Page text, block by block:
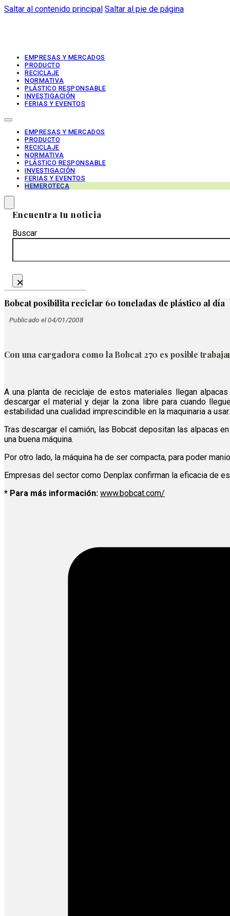
Saltar al contenido principal Saltar al pie de página
EMPRESAS Y MERCADOS
PRODUCTO
RECICLAJE
NORMATIVA
PLÁSTICO RESPONSABLE
INVESTIGACIÓN
FERIAS Y EVENTOS
EMPRESAS Y MERCADOS
PRODUCTO
RECICLAJE
NORMATIVA
PLÁSTICO RESPONSABLE
INVESTIGACIÓN
FERIAS Y EVENTOS
HEMEROTECA
Encuentra tu noticia
Buscar
×
Bobcat posibilita reciclar 60 toneladas de plástico al día
Publicado el 04/01/2008
Con una cargadora como la Bobcat 270 es posible
A una planta de reciclaje de estos materiales llegan
descargar el material y dejar la zona libre para cuando
estabilidad una cualidad imprescindible en la maquinaria a usar.
Tras descargar el camión, las Bobcat depositan las alpacas
una buena máquina.
Por otro lado, la máquina ha de ser compacta, para poder
Empresas del sector como Denplax confirman la eficacia de
* Para más información: www.bobcat.com/